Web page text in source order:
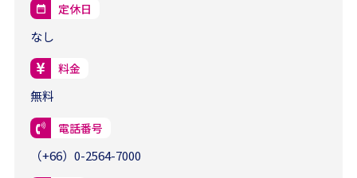
定休日
なし
料金
無料
電話番号
（+66）0-2564-7000